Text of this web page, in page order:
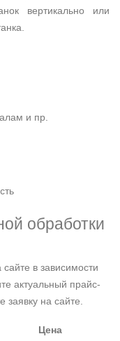
вертикально или
и пр.
обработки
в зависимости
актуальный прайс-
на сайте.
Цена